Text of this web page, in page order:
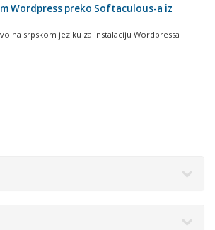
Wordpress preko Softaculous-a iz
na srpskom jeziku za instalaciju Wordpressa